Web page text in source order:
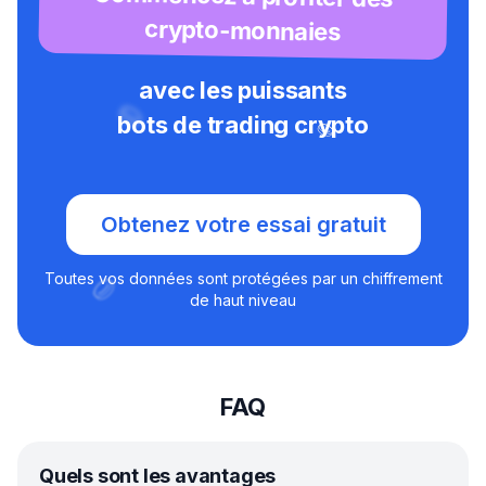
crypto-monnaies
avec les puissants
bots de trading crypto
Obtenez votre essai gratuit
Toutes vos données sont protégées par un chiffrement
de haut niveau
FAQ
Quels sont les avantages